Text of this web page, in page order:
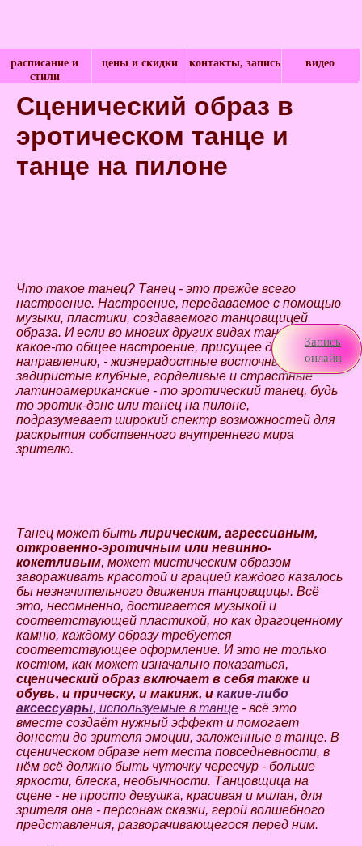
расписание и
стили
цены и скидки контакты, запись видео
Запись
онлайн
Сценический образ в
эротическом танце и
танце на пилоне
Что такое танец? Танец - это прежде всего
настроение. Настроение, передаваемое с помощью
музыки, пластики, создаваемого танцовщицей
образа. И если во многих других видах танца есть
какое-то общее настроение, присущее данному
направлению, - жизнерадостные восточные танцы,
задиристые клубные, горделивые и страстные
латиноамериканские - то эротический танец, будь
то эротик-дэнс или танец на пилоне,
подразумевает широкий спектр возможностей для
раскрытия собственного внутреннего мира
зрителю.
Танец может бытьлирическим, агрессивным,
откровенно-эротичным или невинно-
кокетливым, может мистическим образом
завораживать красотой и грацией каждого казалось
бы незначительного движения танцовщицы. Всё
это, несомненно, достигается музыкой и
соответствующей пластикой, но как драгоценному
камню, каждому образу требуется
соответствующее оформление. И это не только
костюм, как может изначально показаться,
сценический образ включает в себя также и
обувь, и прическу, и макияж, и какие-либо
аксессуары, используемые в танце - всё это
вместе создаёт нужный эффект и помогает
донести до зрителя эмоции, заложенные в танце. В
сценическом образе нет места повседневности, в
нём всё должно быть чуточку чересчур - больше
яркости, блеска, необычности. Танцовщица на
сцене - не просто девушка, красивая и милая, для
зрителя она - персонаж сказки, герой волшебного
представления, разворачивающегося перед ним.